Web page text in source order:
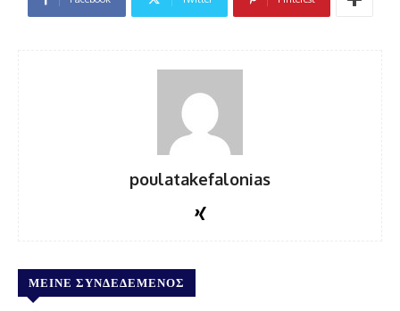
poulatakefalonias
ΜΕΊΝΕ ΣΥΝΔΕΔΕΜΈΝΟΣ